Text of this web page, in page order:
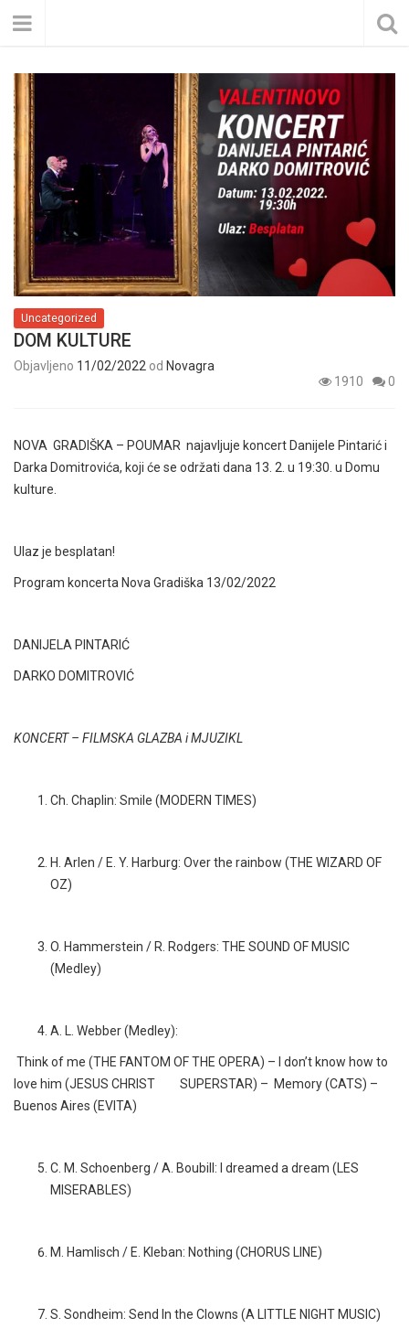
Uncategorized
DOM KULTURE
Objavljeno 11/02/2022 od Novagra
1910
0
NOVA GRADIŠKA – POUMAR najavljuje koncert Danijele Pintarić i
Darka Domitrovića, koji će se održati dana 13. 2. u 19:30. u Domu
kulture.
Ulaz je besplatan!
Program koncerta Nova Gradiška 13/02/2022
DANIJELA PINTARIĆ
DARKO DOMITROVIĆ
KONCERT – FILMSKA GLAZBA i MJUZIKL
Ch. Chaplin: Smile (MODERN TIMES)
H. Arlen / E. Y. Harburg: Over the rainbow (THE WIZARD OF
OZ)
O. Hammerstein / R. Rodgers: THE SOUND OF MUSIC
(Medley)
A. L. Webber (Medley):
Think of me (THE FANTOM OF THE OPERA) – I don’t know how to
love him (JESUS CHRIST SUPERSTAR) – Memory (CATS) –
Buenos Aires (EVITA)
C. M. Schoenberg / A. Boubill: I dreamed a dream (LES
MISERABLES)
M. Hamlisch / E. Kleban: Nothing (CHORUS LINE)
S. Sondheim: Send In the Clowns (A LITTLE NIGHT MUSIC)